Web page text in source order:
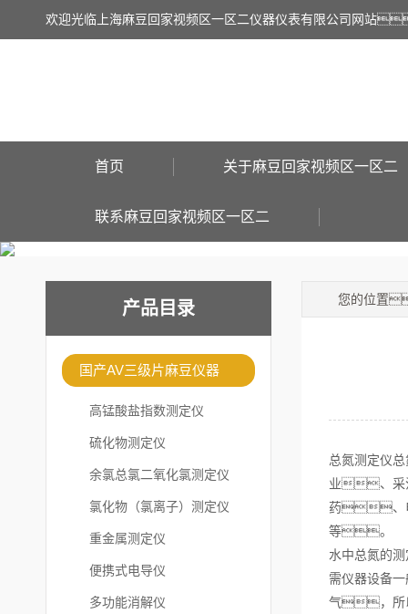
欢迎光临上海麻豆回家视频区一区二仪器仪表有限公司网站
首页 关于麻豆回家视频区一区二
联系麻豆回家视频区一区二
产品目录
国产AV三级片麻豆仪器
高锰酸盐指数测定仪
硫化物测定仪
余氯总氯二氧化氯测定仪
氯化物（氯离子）测定仪
重金属测定仪
便携式电导仪
多功能消解仪
您的位置
总氮测定仪
业、采
药、
等。
水中总氮的
需仪器设备
气，所